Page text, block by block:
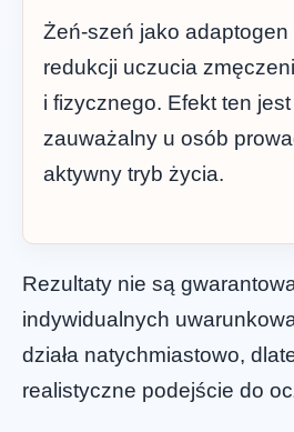
Żeń-szeń jako
redukcji uczucia
i fizycznego. Efekt ten
zauważalny u osób
aktywny tryb życia.
Rezultaty nie są
indywidualnych
działa natychmiastowo,
realistyczne podejście do